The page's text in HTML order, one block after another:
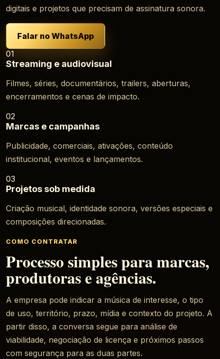
digitais e projetos que precisam de assinatura sonora.
Falar no WhatsApp
01
Streaming e audiovisual
Filmes, séries, documentários, trailers, aberturas,
encerramentos e cenas de impacto.
02
Marcas e campanhas
Publicidade, comerciais, ativações, conteúdo
institucional, eventos e lançamentos.
03
Projetos sob medida
Criação musical, identidade sonora, versões especiais e
composições direcionadas.
COMO CONTRATAR
Processo simples para marcas,
produtoras e agências.
A empresa pode indicar a música de interesse, o tipo
de uso, território, prazo, mídia e contexto do projeto. A
partir disso, a conversa segue para análise de
viabilidade, negociação de licença e próximos passos
com segurança para as duas partes.